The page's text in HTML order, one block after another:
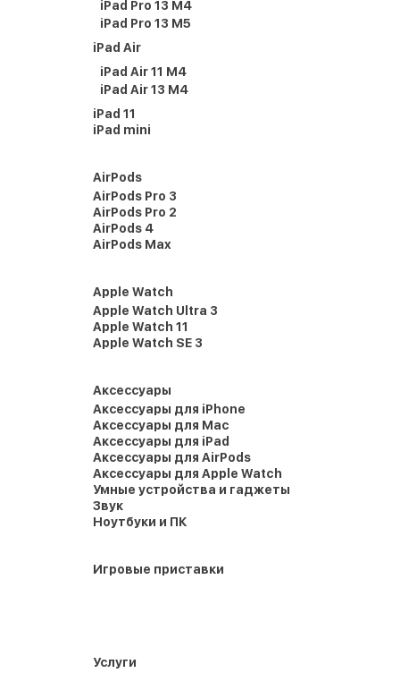
iPad Pro 13 M4
iPad Pro 13 M5
iPad Air
iPad Air 11 M4
iPad Air 13 M4
iPad 11
iPad mini
AirPods
AirPods Pro 3
AirPods Pro 2
AirPods 4
AirPods Max
Apple Watch
Apple Watch Ultra 3
Apple Watch 11
Apple Watch SE 3
Аксессуары
Аксессуары для iPhone
Аксессуары для Mac
Аксессуары для iPad
Аксессуары для AirPods
Аксессуары для Apple Watch
Умные устройства и гаджеты
Звук
Ноутбуки и ПК
Игровые приставки
Услуги